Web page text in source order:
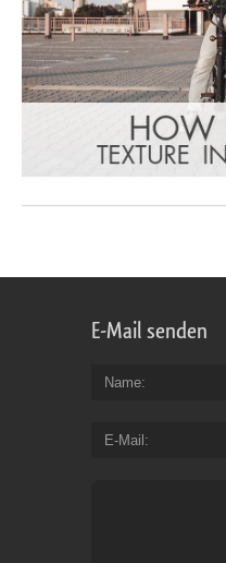
E-Mail senden
Name
E-Mail